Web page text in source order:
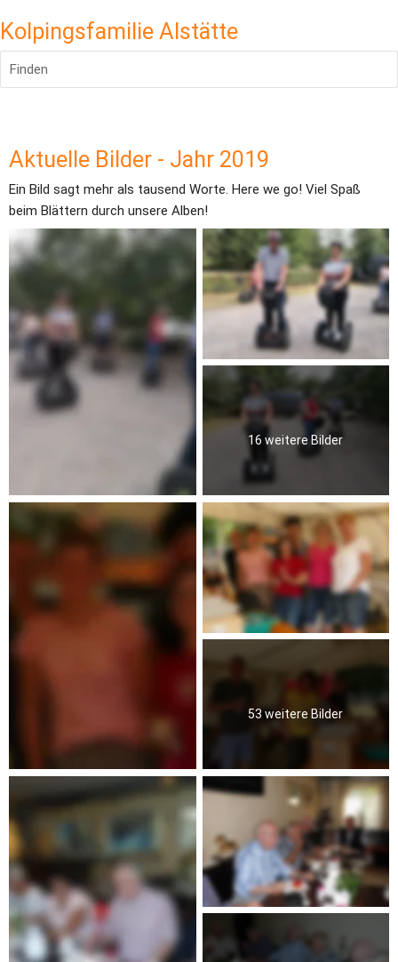
Kolpingsfamilie Alstätte
Finden
Aktuelle Bilder - Jahr 2019
Ein Bild sagt mehr als tausend Worte. Here we go! Viel Spaß
beim Blättern durch unsere Alben!
16 weitere Bilder
53 weitere Bilder